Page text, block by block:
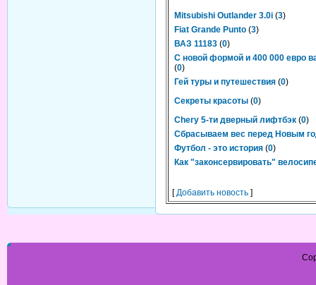
Mitsubishi Outlander 3.0i (3)
Fiat Grande Punto (3)
ВАЗ 11183 (0)
С новой формой и 400 000 евро
(0)
Гей туры и путешествия (0)
Секреты красоты (0)
Chery 5-ти дверный лифтбэк (0)
Сбрасываем вес перед Новым
Футбол - это история (0)
Как "законсервировать"
[Добавить новость ]